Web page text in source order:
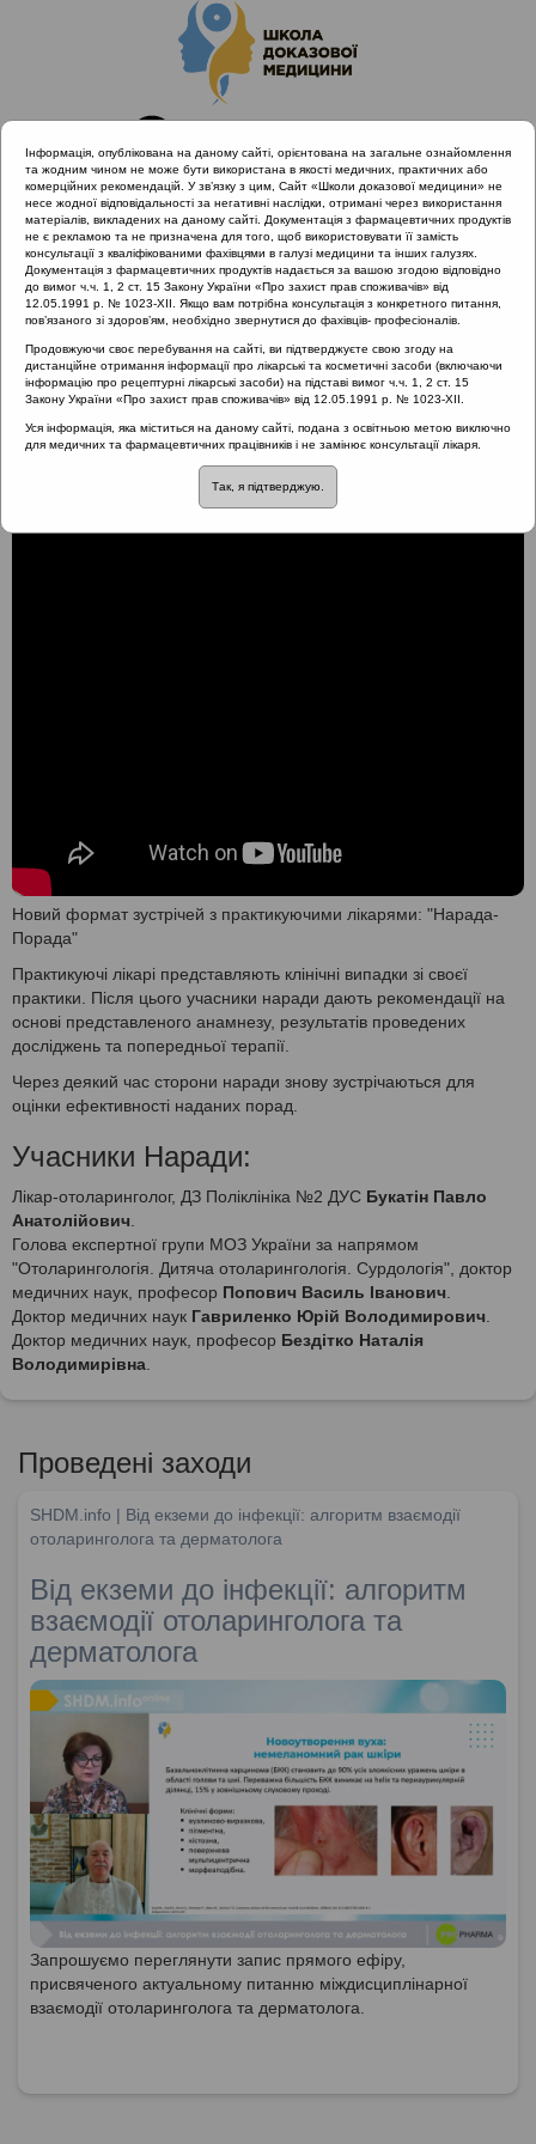
Головна
Проведені заходи
Хронічні запальні захворювання ЛОР органів як
міждисциплінарна проблема
Нарада-Порада: гострий середній отит
Нарада-Порада: гострий
середній отит
Новий формат зустрічей з практикуючими лікарями: "Нарада-
Порада"
Практикуючі лікарі представляють клінічні випадки зі своєї
практики. Після цього учасники наради дають рекомендації на
основі представленого анамнезу, результатів проведених
досліджень та попередньої терапії.
Через деякий час сторони наради знову зустрічаються для
оцінки ефективності наданих порад.
Учасники Наради:
Лікар-отоларинголог, ДЗ Поліклініка №2 ДУС Букатін Павло
Анатолійович
Голова експертної групи МОЗ України за напрямом
"Отоларингологія. Дитяча отоларингологія. Сурдологія", доктор
медичних наук, професор Попович Василь Іванович
Доктор медичних наук Гавриленко Юрій Володимирович
Доктор медичних наук, професор Бездітко Наталія
Володимирівна
Проведені заходи
SHDM.info | Від екземи до інфекції: алгоритм взаємодії
отоларинголога та дерматолога
Від екземи до інфекції: алгоритм
взаємодії отоларинголога та
дерматолога
Запрошуємо переглянути запис прямого ефіру,
присвяченого актуальному питанню міждисциплінарної
взаємодії отоларинголога та дерматолога.
Інформація, опублікована на даному сайті, орієнтована на загальне ознайомлення
та жодним чином не може бути використана в якості медичних, практичних або
комерційних рекомендацій. У зв’язку з цим, Сайт «Школи доказової медицини» не
несе жодної відповідальності за негативні наслідки, отримані через використання
матеріалів, викладених на даному сайті. Документація з фармацевтичних продуктів
не є рекламою та не призначена для того, щоб використовувати її замість
консультації з кваліфікованими фахівцями в галузі медицини та інших галузях.
Документація з фармацевтичних продуктів надається за вашою згодою відповідно
до вимог ч.ч. 1, 2 ст. 15 Закону України «Про захист прав споживачів» від
12.05.1991 р. № 1023-XII. Якщо вам потрібна консультація з конкретного питання,
пов’язаного зі здоров’ям, необхідно звернутися до фахівців- професіоналів.
Продовжуючи своє перебування на сайті, ви підтверджуєте свою згоду на
дистанційне отримання інформації про лікарські та косметичні засоби (включаючи
інформацію про рецептурні лікарські засоби) на підставі вимог ч.ч. 1, 2 ст. 15
Закону України «Про захист прав споживачів» від 12.05.1991 р. № 1023-XII.
Уся інформація, яка міститься на даному сайті, подана з освітньою метою виключно
для медичних та фармацевтичних працівників і не замінює консультації лікаря.
Так, я підтверджую.